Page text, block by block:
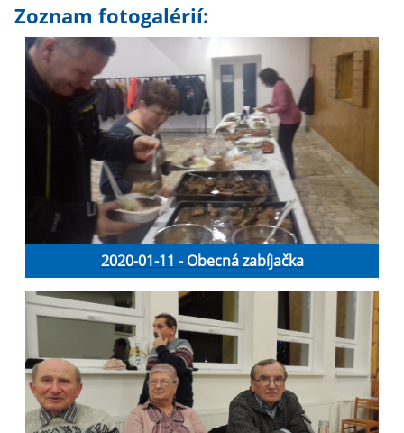
Zoznam fotogalérií:
2020-01-11 - Obecná zabíjačka